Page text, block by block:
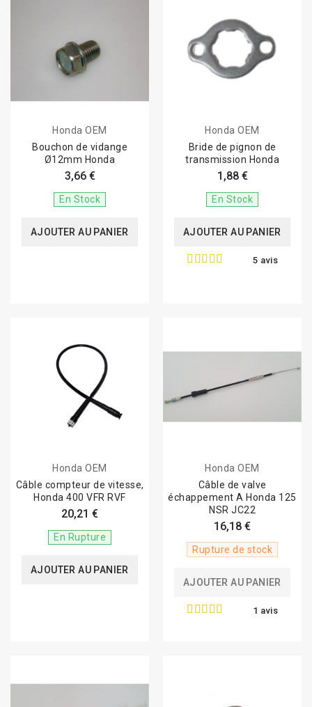
Honda OEM
Bouchon de vidange
Ø12mm Honda
3,66 €
En Stock
AJOUTER AU PANIER
Honda OEM
Bride de pignon de
transmission Honda
1,88 €
En Stock
AJOUTER AU PANIER
5 avis
Honda OEM
Câble compteur de vitesse,
Honda 400 VFR RVF
20,21 €
En Rupture
AJOUTER AU PANIER
Honda OEM
Câble de valve
échappement A Honda 125
NSR JC22
16,18 €
Rupture de stock
AJOUTER AU PANIER
1 avis